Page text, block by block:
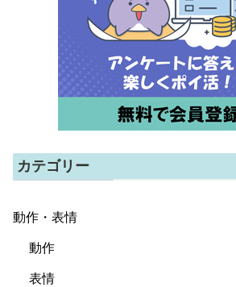
カテゴリー
動作・表情
動作
表情